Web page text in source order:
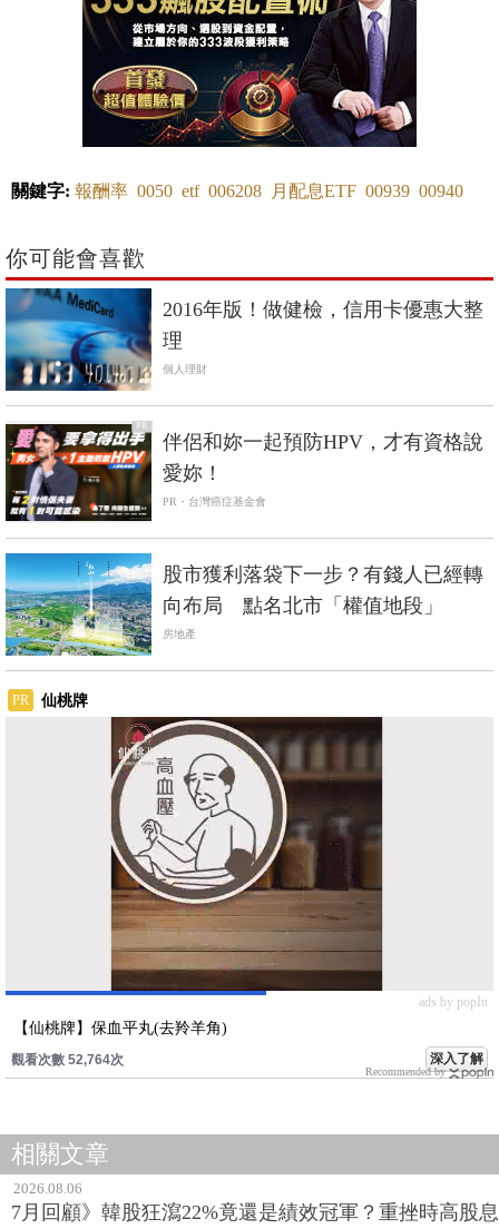
關鍵字: 報酬率 0050 etf 006208 月配息ETF 00939 00940
你可能會喜歡
2016年版！做健檢，信用卡優惠大整
理
個人理財
PR
伴侶和妳一起預防HPV，才有資格說
愛妳！
PR・台灣癌症基金會
股市獲利落袋下一步？有錢人已經轉
向布局 點名北市「權值地段」
房地產
PR 仙桃牌
ads by popIn
【仙桃牌】保血平丸(去羚羊角)
觀看次數 52,764次 深入了解
Recommended by
相關文章
2026.08.06
7月回顧》韓股狂瀉22%竟還是績效冠軍？重挫時高股息